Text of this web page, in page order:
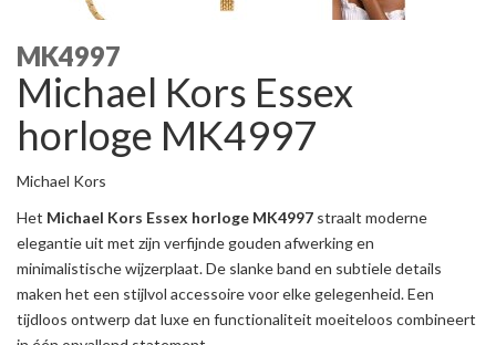
MK4997
Michael Kors Essex
horloge MK4997
Michael Kors
Het Michael Kors Essex horloge MK4997 straalt moderne
elegantie uit met zijn verfijnde gouden afwerking en
minimalistische wijzerplaat. De slanke band en subtiele details
maken het een stijlvol accessoire voor elke gelegenheid. Een
tijdloos ontwerp dat luxe en functionaliteit moeiteloos combineert